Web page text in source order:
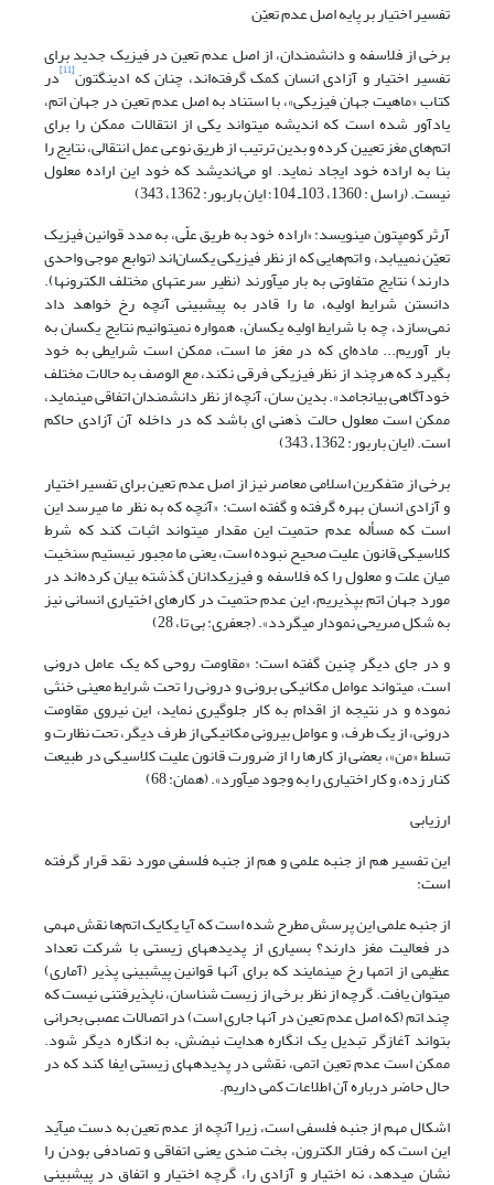
تفسیر اختیار بر پایه اصل عدم تعیّن
برخی از فلاسفه و دانشمندان، از اصل عدم تعین در فیزیک جدید برای
تفسیر اختیار و آزادی انسان کمک گرفته‌اند، چنان که ادینگتون[11] در
کتاب «ماهیت جهان فیزیکی»، با استناد به اصل عدم تعین در جهان اتم،
یادآور شده است که اندیشه می‎تواند یکی از انتقالات ممکن را برای
اتم‌های مغز تعیین کرده و بدین ترتیب از طریق نوعی عمل انتقالی، نتایج را
بنا به اراده خود ایجاد نماید. او می‌اندیشد که خود این اراده معلول
نیست. (راسل : 1360، 103ـ 104؛ ایان باربور: 1362، 343)
آرثر کومپتون ‌‎می‎نویسد: «اراده خود به طریق علّی، به مدد قوانین فیزیک
تعیّن نمی‎یابد، و اتم‌هایی که از نظر فیزیکی یکسان‌اند (توابع موجی واحدی
دارند) نتایج متفاوتی به بار ‌‎می‎آورند (نظیر سرعت‏های مختلف الکترونها).
دانستن شرایط اولیه، ما را قادر به‌ پیش‎بینی آنچه رخ خواهد داد
نمی‌سازد، چه با شرایط اولیه یکسان، همواره نمی‎توانیم نتایج یکسان به
بار آوریم... ماده‌ای که در مغز ما است، ممکن است شرایطی به خود
بگیرد که هرچند از نظر فیزیکی فرقی نکند، مع الوصف به حالات مختلف
خودآگاهی بیانجامد». بدین سان، آنچه از نظر دانشمندان اتفاقی ‌‎می‎نماید،
ممکن است معلول حالت ذهنی ای باشد که در داخله آن آزادی حاکم
است. (ایان باربور: 1362، 343)
برخی از متفکرین اسلامی معاصر نیز از اصل عدم تعین برای تفسیر اختیار
و آزادی انسان بهره گرفته و گفته است: «آنچه که به نظر ما ‌‎می‎رسد این
است که مسأله عدم حتمیت این مقدار می‎تواند اثبات کند که شرط
کلاسیکی قانون علیت صحیح نبوده است، یعنی ما مجبور نیستیم سنخیت
میان علت و معلول را که فلاسفه و فیزیکدانان گذشته بیان کرده‌اند در
مورد جهان اتم بپذیریم، این عدم حتمیت در کارهای اختیاری انسانی نیز
به شکل صریحی نمودار ‌‎می‎گردد». (جعفری: بی تا، 28)
و در جای دیگر چنین گفته است: «مقاومت روحی که یک عامل درونی
است، می‎تواند عوامل مکانیکی برونی و درونی را تحت شرایط معینی خنثی
نموده و در نتیجه از اقدام به کار جلوگیری نماید، این نیروی مقاومت
درونی، از یک طرف، و عوامل بیرونی مکانیکی از طرف دیگر، تحت نظارت و
تسلط «من»، بعضی از کارها را از ضرورت قانون علیت کلاسیکی در طبیعت
کنار زده، و کار اختیاری را به وجود ‌‎می‎آورد». (همان: 68)
ارزیابی
این تفسیر هم از جنبه علمی و هم از جنبه فلسفی مورد نقد قرار گرفته
است:
از جنبه علمی این پرسش مطرح شده است که آیا یکایک اتم‌ها نقش مهمی
در فعالیت مغز دارند؟ بسیاری از پدیده‎های زیستی با شرکت تعداد
عظیمی از اتم‎ها رخ ‌‎می‎نمایند که برای آنها قوانین‌ پیش‎بینی پذیر (آماری)
می‎توان یافت. گرچه از نظر برخی از زیست شناسان، ناپذیرفتنی نیست که
چند اتم (که اصل عدم تعین در آنها جاری است) در اتصالات عصبی بحرانی
بتواند آغازگر تبدیل یک انگاره هدایت نبضش، به انگاره دیگر شود.
ممکن است عدم تعین اتمی، نقشی در پدیده‎های زیستی ایفا کند که در
حال حاضر درباره آن اطلاعات کمی داریم.
اشکال مهم از جنبه فلسفی است، زیرا آنچه از عدم تعین به دست ‌‎می‎آید
این است که رفتار الکترون، بخت مندی یعنی اتفاقی و تصادفی بودن را
نشان می‎دهد، نه اختیار و آزادی را، گرچه اختیار و اتفاق در‌ پیش‎بینی